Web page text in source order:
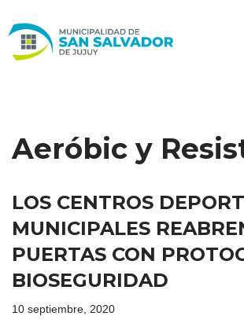
al
Aeróbic y
LOS CENTROS
MUNICIPALES
PUERTAS CON
BIOSEGURIDAD
10 septiembre, 2020